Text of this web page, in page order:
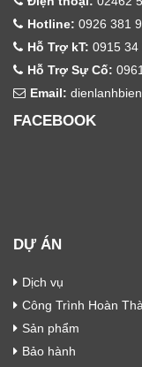
Hotline: 0926 381
Hỗ Trợ kT: 0915 34
Hỗ Trợ Sự Cố:
Email:
FACEBOOK
DỰ ÁN
Dịch vụ
Công Trình Hoàn
Sản phẩm
Bảo hành